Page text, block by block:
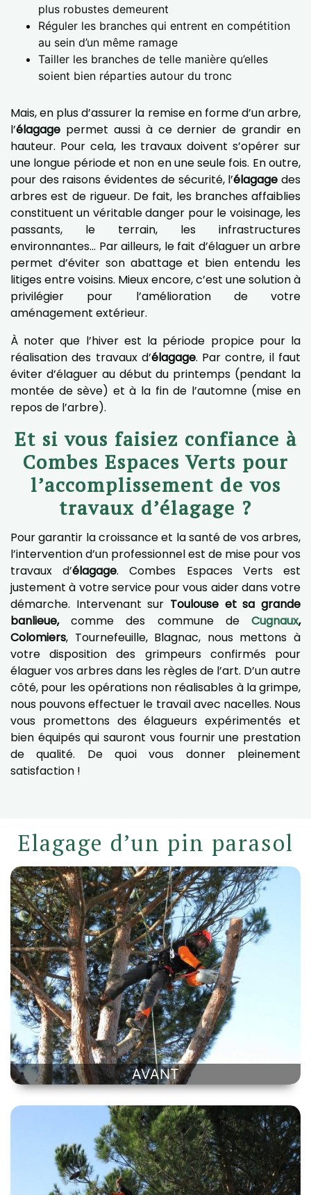
plus robustes demeurent
Réguler les branches qui entrent en compétition
au sein d’un même ramage
Tailler les branches de telle manière qu’elles
soient bien réparties autour du tronc
Mais, en plus d’assurer la remise en forme d’un arbre,
l’élagage permet aussi à ce dernier de grandir en
hauteur. Pour cela, les travaux doivent s’opérer sur
une longue période et non en une seule fois. En outre,
pour des raisons évidentes de sécurité, l’élagage des
arbres est de rigueur. De fait, les branches affaiblies
constituent un véritable danger pour le voisinage, les
passants, le terrain, les infrastructures
environnantes... Par ailleurs, le fait d’élaguer un arbre
permet d’éviter son abattage et bien entendu les
litiges entre voisins. Mieux encore, c’est une solution à
privilégier pour l’amélioration de votre
aménagement extérieur.
À noter que l’hiver est la période propice pour la
réalisation des travaux d’élagage. Par contre, il faut
éviter d’élaguer au début du printemps (pendant la
montée de sève) et à la fin de l’automne (mise en
repos de l’arbre).
Et si vous faisiez confiance à
Combes Espaces Verts pour
l’accomplissement de vos
travaux d’élagage ?
Pour garantir la croissance et la santé de vos arbres,
l’intervention d’un professionnel est de mise pour vos
travaux d’élagage. Combes Espaces Verts est
justement à votre service pour vous aider dans votre
démarche. Intervenant sur Toulouse et sa grande
banlieue,comme des commune deCugnaux,
Colomiers, Tournefeuille, Blagnac, nous mettons à
votre disposition des grimpeurs confirmés pour
élaguer vos arbres dans les règles de l’art. D’un autre
côté, pour les opérations non réalisables à la grimpe,
nous pouvons effectuer le travail avec nacelles. Nous
vous promettons des élagueurs expérimentés et
bien équipés qui sauront vous fournir une prestation
de qualité. De quoi vous donner pleinement
satisfaction !
Elagage d’un pin parasol
AVANT